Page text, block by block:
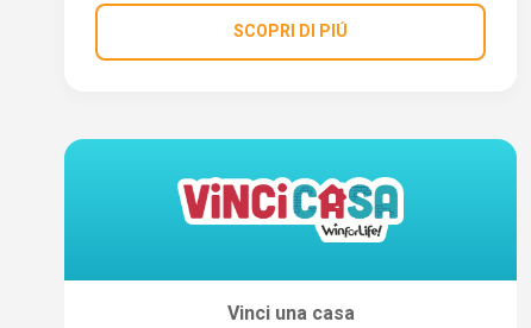
SCOPRI DI PIÚ
Vinci una casa